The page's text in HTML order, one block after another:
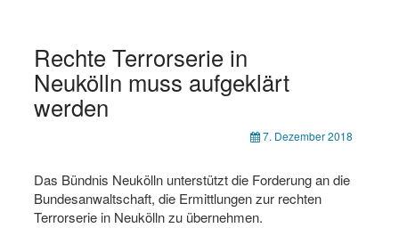
Rechte Terrorserie in
Neukölln muss aufgeklärt
werden
7. Dezember 2018
Das Bündnis Neukölln unterstützt die Forderung an die
Bundesanwaltschaft, die Ermittlungen zur rechten
Terrorserie in Neukölln zu übernehmen.